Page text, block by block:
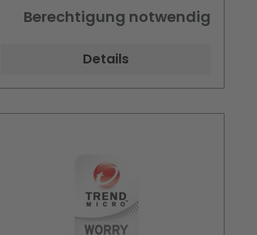
Berechtigung notwendig
Details